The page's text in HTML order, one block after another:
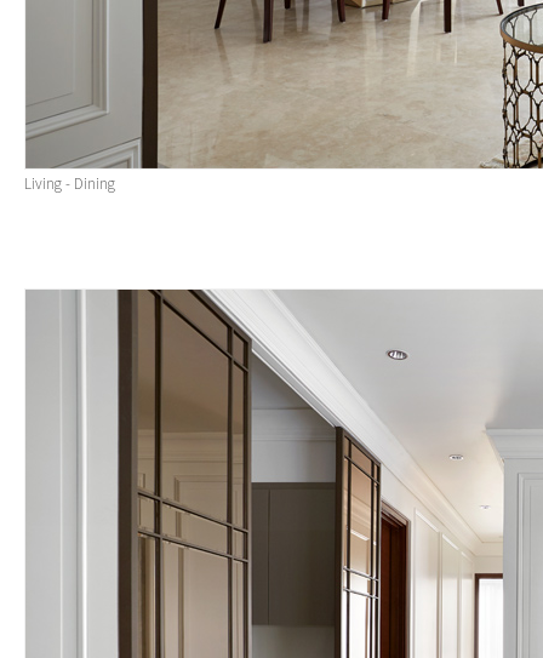
Living - Dining